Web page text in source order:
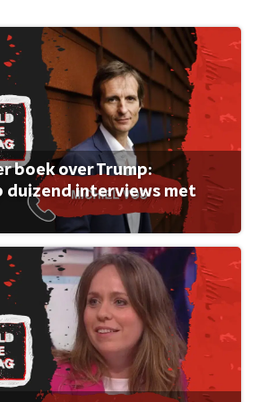
boek over Trump:
duizend interviews met